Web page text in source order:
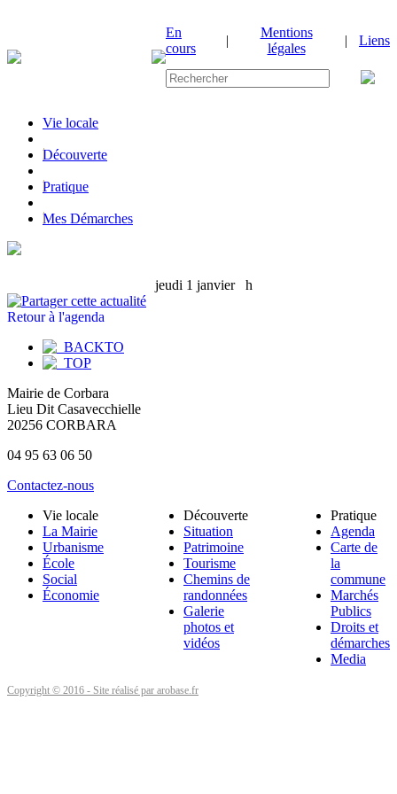
En
cours
|
Mentions
légales
| Liens
Vie locale
|Découverte
|Pratique
|Mes Démarches
jeudi 1 janvierh
Retour à l'agenda
Mairie de Corbara
Lieu Dit Casavecchielle
20256 CORBARA
04 95 63 06 50
Contactez-nous
Vie locale
La Mairie
Urbanisme
École
Social
Économie
Découverte
Situation
Patrimoine
Tourisme
Chemins de
randonnées
Galerie
photos et
vidéos
Pratique
Agenda
Carte de
la
commune
Marchés
Publics
Droits et
démarches
Media
Copyright © 2016 - Site réalisé par arobase.fr